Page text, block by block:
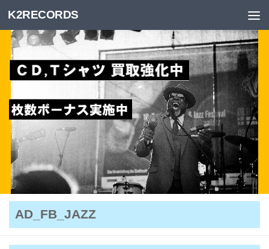
Skip to content
K2RECORDS
AD_FB_JAZZ